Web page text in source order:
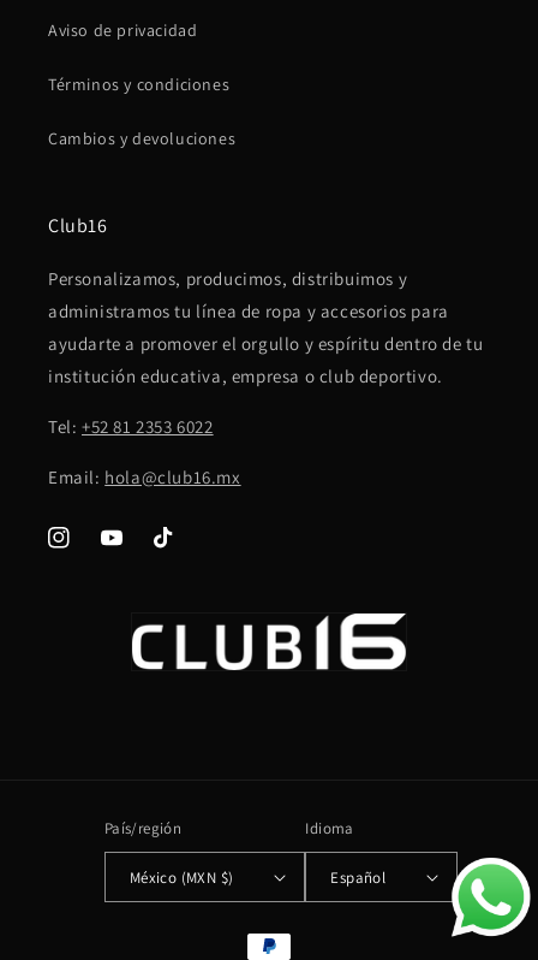
Aviso de privacidad
Términos y condiciones
Cambios y devoluciones
Club16
Personalizamos, producimos, distribuimos y
administramos tu línea de ropa y accesorios para
ayudarte a promover el orgullo y espíritu dentro de tu
institución educativa, empresa o club deportivo.
Tel: +52 81 2353 6022
Email: hola@club16.mx
InstagramYouTubeTikTok
País/región
México (MXN $)
Idioma
Español
Formas